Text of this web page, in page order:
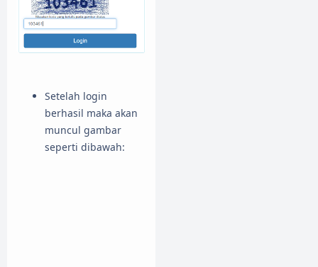
Setelah login
berhasil maka akan
muncul gambar
seperti dibawah: